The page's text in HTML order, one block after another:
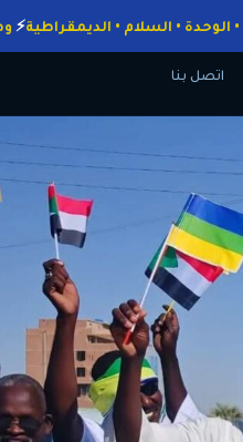
الحرية • الوحدة • السلام •
اتصل بنا